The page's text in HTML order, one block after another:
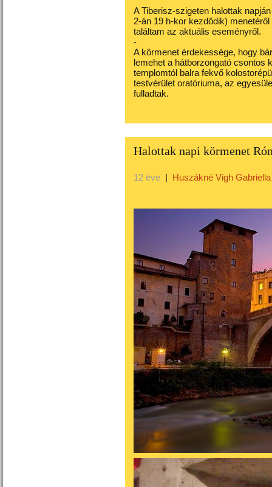
A Tiberisz-szigeten halottak
2-án 19 h-kor kezdődik)
találtam az aktuális eseményről.
-
A körmenet érdekessége, hogy
lemehet a hátborzongató csontos
templomtól balra fekvő
testvérület oratóriuma, az
fulladtak.
Halottak napi körmenet
12 éve | Huszákné Vigh Gabriella